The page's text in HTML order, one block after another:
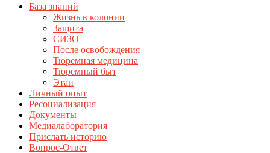
База знаний
Жизнь в колонии
Защита
СИЗО
После освобождения
Тюремная медицина
Тюремный быт
Этап
Личный опыт
Ресоциализация
Документы
Медиалаборатория
Прислать историю
Вопрос-Ответ